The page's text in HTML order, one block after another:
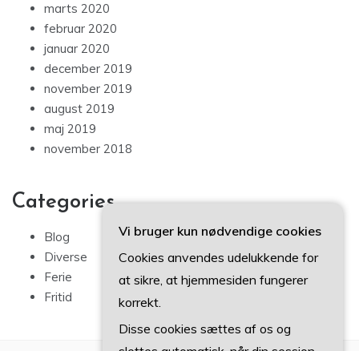
marts 2020
februar 2020
januar 2020
december 2019
november 2019
august 2019
maj 2019
november 2018
Categories
Blog
Diverse
Ferie
Fritid
Vi bruger kun nødvendige cookies
Cookies anvendes udelukkende for
at sikre, at hjemmesiden fungerer
korrekt.
Disse cookies sættes af os og